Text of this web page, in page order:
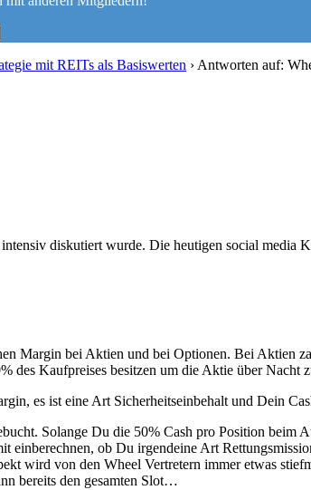
mit REITs als Basiswerten › Antworten auf:
diskutiert wurde. Die heutigen social
Margin bei Aktien und bei Optionen. Bei Aktien
des Kaufpreises besitzen um die Aktie über
es ist eine Art Sicherheitseinbehalt und Dein
Solange Du die 50% Cash pro Position beim
ob Du irgendeine Art
wird von den Wheel Vertretern immer etwas
bereits den gesamten Slot…